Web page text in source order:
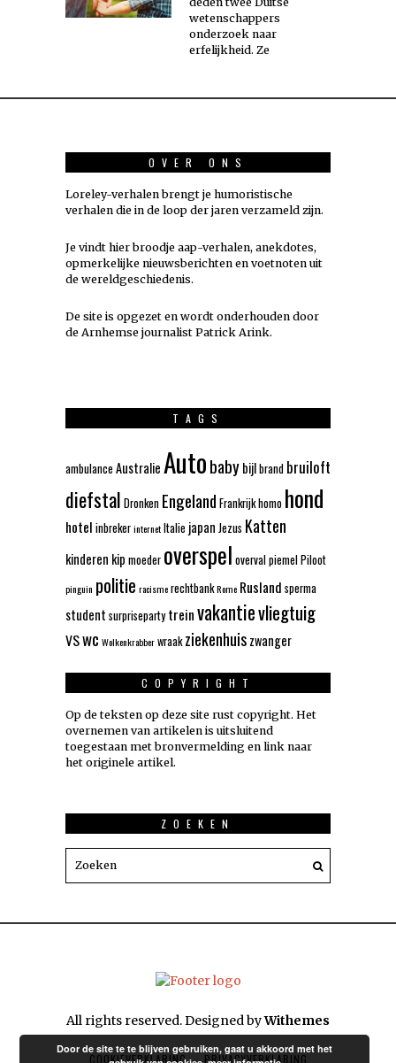
wetenschappers
onderzoek naar
erfelijkheid. Ze
OVER ONS
Loreley-verhalen brengt je humoristische
verhalen die in de loop der jaren verzameld zijn.
Je vindt hier broodje aap-verhalen, anekdotes,
opmerkelijke nieuwsberichten en voetnoten uit
de wereldgeschiedenis.
De site is opgezet en wordt onderhouden door
de Arnhemse journalist Patrick Arink.
TAGS
ambulance AustralieAutobabybijlbrand bruiloft
diefstal Dronken Engeland Frankrijkhomo hond
hotel inbrekerinternetItalie japan Jezus Katten
kinderen kip moeder overspel overvalpiemelPiloot
pinguin politie racismerechtbankRome Rusland sperma
student surpriseparty treinvakantievliegtuig
VSwc Wolkenkrabberwraak ziekenhuiszwanger
COPYRIGHT
Op de teksten op deze site rust copyright. Het
overnemen van artikelen is uitsluitend
toegestaan met bronvermelding en link naar
het originele artikel.
ZOEKEN
All rights reserved. Designed byWithemes
COOKIEVERKLARING PRIVACYVERKLARING
Door de site te te blijven gebruiken, gaat u akkoord met het